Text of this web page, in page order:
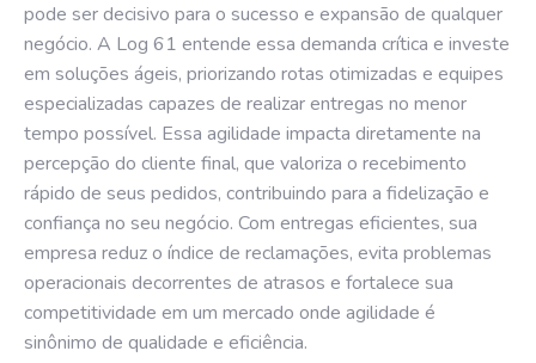
pode ser decisivo para o sucesso e expansão de qualquer
negócio. A Log 61 entende essa demanda crítica e investe
em soluções ágeis, priorizando rotas otimizadas e equipes
especializadas capazes de realizar entregas no menor
tempo possível. Essa agilidade impacta diretamente na
percepção do cliente final, que valoriza o recebimento
rápido de seus pedidos, contribuindo para a fidelização e
confiança no seu negócio. Com entregas eficientes, sua
empresa reduz o índice de reclamações, evita problemas
operacionais decorrentes de atrasos e fortalece sua
competitividade em um mercado onde agilidade é
sinônimo de qualidade e eficiência.